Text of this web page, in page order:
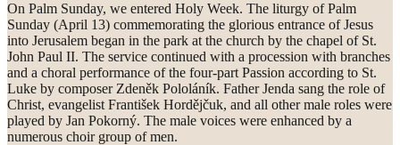
On Palm Sunday, we entered Holy Week. The liturgy of Palm
Sunday (April 13) commemorating the glorious entrance of Jesus
into Jerusalem began in the park at the church by the chapel of St.
John Paul II. The service continued with a procession with branches
and a choral performance of the four-part Passion according to St.
Luke by composer Zdeněk Pololáník. Father Jenda sang the role of
Christ, evangelist František Hordějčuk, and all other male roles were
played by Jan Pokorný. The male voices were enhanced by a
numerous choir group of men.